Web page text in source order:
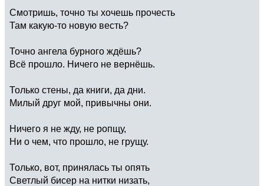
Смотришь, точно ты хочешь прочесть
Там какую-то новую весть?
Точно ангела бурного ждёшь?
Всё прошло. Ничего не вернёшь.
Только стены, да книги, да дни.
Милый друг мой, привычны они.
Ничего я не жду, не ропщу,
Ни о чем, что прошло, не грущу.
Только, вот, принялась ты опять
Светлый бисер на нитки низать,